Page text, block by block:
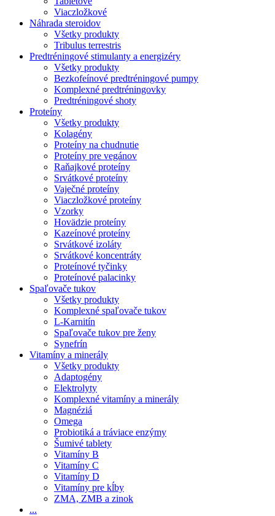
Viaczložkové
Náhrada steroidov
Všetky produkty
Tribulus terrestris
Predtréningové stimulanty a energizéry
Všetky produkty
Bezkofeínové predtréningové pumpy
Komplexné predtréningovky
Predtréningové shoty
Proteíny
Všetky produkty
Kolagény
Proteíny na chudnutie
Proteíny pre vegánov
Raňajkové proteíny
Srvátkové proteíny
Vaječné proteíny
Viaczložkové proteíny
Vzorky
Hovädzie proteíny
Kazeínové proteíny
Srvátkové izoláty
Srvátkové koncentráty
Proteínové tyčinky
Proteínové palacinky
Spaľovače tukov
Všetky produkty
Komplexné spaľovače tukov
L-Karnitín
Spaľovače tukov pre ženy
Synefrín
Vitamíny a minerály
Všetky produkty
Adaptogény
Elektrolyty
Komplexné vitamíny a minerály
Magnéziá
Omega
Probiotiká a tráviace enzýmy
Šumivé tablety
Vitamíny B
Vitamíny C
Vitamíny D
Vitamíny pre kĺby
ZMA, ZMB a zinok
...